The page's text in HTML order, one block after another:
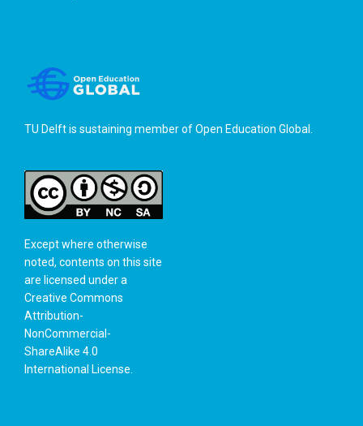
TU Delft is sustaining member ofOpen Education Global
Except where otherwise
noted, contents on this site
are licensed under a
Creative Commons
Attribution-
NonCommercial-
ShareAlike 4.0
International License